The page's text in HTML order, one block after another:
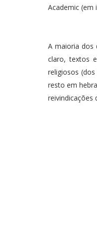
Academic (em
A maioria dos
claro, textos
religiosos
resto em
reivindicações